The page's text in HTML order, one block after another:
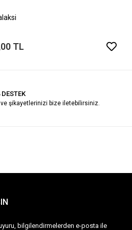
TL
şikayetlerinizi bize iletebilirsiniz.
bilgilendirmelerden e-posta ile